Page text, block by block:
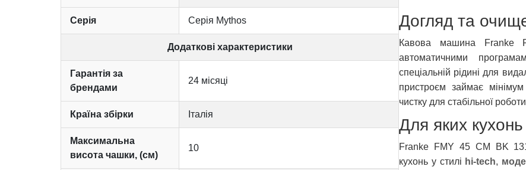
Серія Серія Mythos
Додаткові характеристики
Гарантія за
брендами
24 місяці
Країна збірки Італія
Максимальна
висота чашки, (см)
10
Догляд та
Кавова машина Franke
автоматичними
спеціальній рідині для
пристроєм займає
чистку для стабільної
Для яких кухонь
Franke FMY 45 CM BK
кухонь у стилі hi-tech,